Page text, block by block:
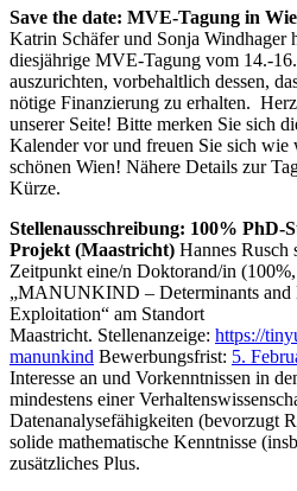
Save the date: MVE-Tagung in
Katrin Schäfer und Sonja Windhager
diesjährige MVE-Tagung vom 14.-
auszurichten, vorbehaltlich dessen,
nötige Finanzierung zu erhalten.
unserer Seite! Bitte merken Sie sich
Kalender vor und freuen Sie sich wie
schönen Wien! Nähere Details zur
Kürze.
Stellenausschreibung: 100% PhD-
Projekt (Maastricht) Hannes Rusch
Zeitpunkt eine/n Doktorand/in
„MANUNKIND – Determinants and
Exploitation“ am Standort
Maastricht. Stellenanzeige: https://
manunkind Bewerbungsfrist: 5.
Interesse an und Vorkenntnissen in
mindestens einer
Datenanalysefähigkeiten (bevorzugt
solide mathematische Kenntnisse
zusätzliches Plus.